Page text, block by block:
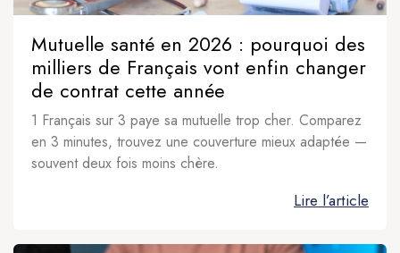
Mutuelle santé en 2026 : pourquoi des
milliers de Français vont enfin changer
de contrat cette année
1 Français sur 3 paye sa mutuelle trop cher. Comparez
en 3 minutes, trouvez une couverture mieux adaptée —
souvent deux fois moins chère.
Lire l’article